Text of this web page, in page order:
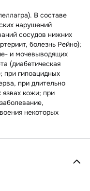
В составе
нарушений
сосудов нижних
болезнь Рейно);
и мочевыводящих
(диабетическая
при гипоацидных
при длительно
кожи; при
некоторых